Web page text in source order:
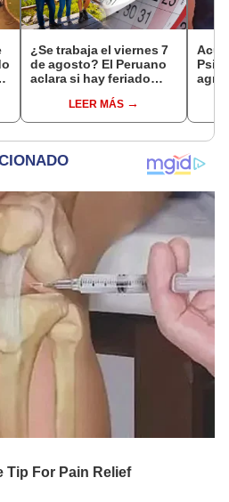
¿Se trabaja el viernes 7
de agosto? El Peruano
aclara si hay feriado
del 6 de agosto
LEER MÁS